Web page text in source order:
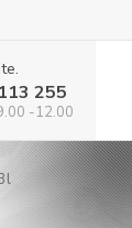
255
-12.00